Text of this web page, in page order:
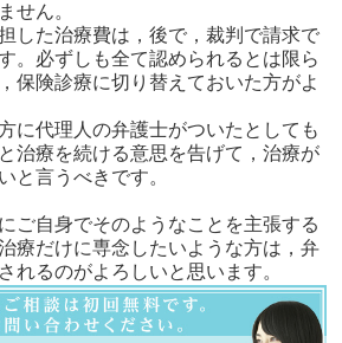
せん。
した治療費は，後で，裁判で請求で
。必ずしも全て認められるとは限ら
保険診療に切り替えておいた方がよ
に代理人の弁護士がついたとしても
治療を続ける意思を告げて，治療が
と言うべきです。
ご自身でそのようなことを主張する
療だけに専念したいような方は，弁
れるのがよろしいと思います。